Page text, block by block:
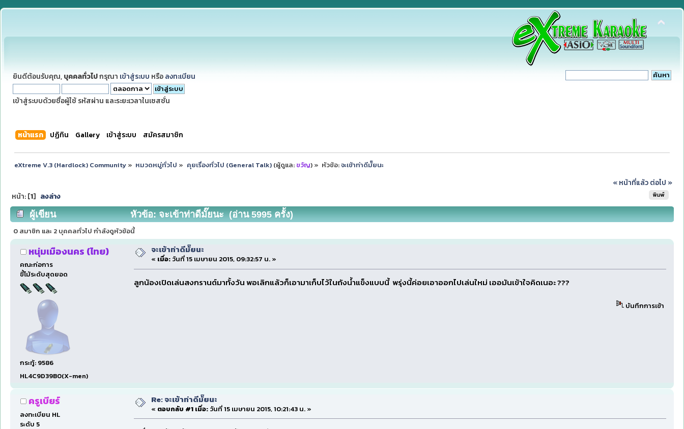
ยินดีต้อนรับคุณ, บุคคลทั่วไปกรุณา เข้าสู่ระบบ หรือ ลงทะเบียน
เข้าสู่ระบบด้วยชื่อผู้ใช้ รหัสผ่าน และระยะเวลาในเซสชั่น
หน้าแรก ปฏิทิน Gallery เข้าสู่ระบบ สมัครสมาชิก
eXtreme V.3 (Hardlock) Community» หมวดหมู่ทั่วไป » คุยเรื่องทั่วไป (General Talk)(ผู้ดูแล: ขวัญ) » หัวข้อ:จะเข้าท่าดีมั๊ยนะ
« หน้าที่แล้ว ต่อไป »
พิมพ์
หน้า: [1] ลงล่าง
ผู้เขียน หัวข้อ: จะเข้าท่าดีมั๊ยนะ (อ่าน 5995 ครั้ง)
0 สมาชิก และ 2 บุคคลทั่วไป กำลังดูหัวข้อนี้
หนุ่มเมืองนคร (ไทย)
คณะก่อการ
ขี้โม้ระดับสุดยอด
กระทู้: 9586
HL4C9D39B0(X-men)
จะเข้าท่าดีมั๊ยนะ
« เมื่อ:วันที่ 15 เมษายน 2015, 09:32:57 น. »
ลูกน้องเปิดเล่นสงกรานต์มาทั้งวัน พอเลิกแล้วก็เอามาเก็บไว้ในถังน้ำแข็งแบบนี้ พรุ่งนี้ค่อยเอาออกไปเล่นใหม่ เออมันเข้าใจคิดเนอะ ???
บันทึกการเข้า
ครูเบียร์
ลงทะเบียน HL
ระดับ 5
Re: จะเข้าท่าดีมั๊ยนะ
« ตอบกลับ #1 เมื่อ:วันที่ 15 เมษายน 2015, 10:21:43 น. »